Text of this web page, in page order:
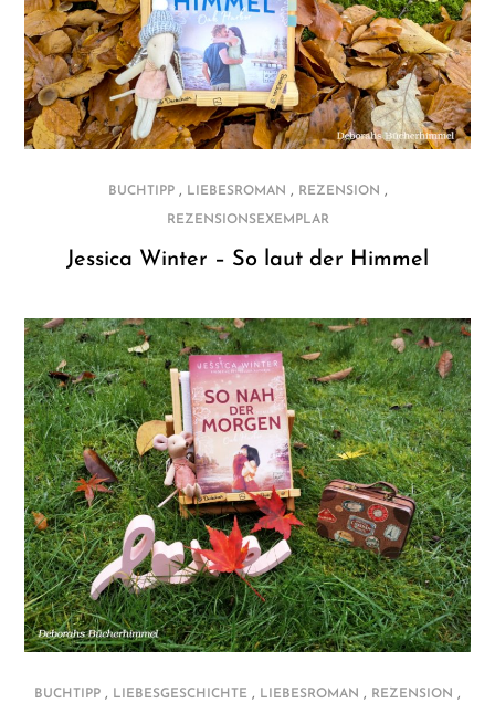
BUCHTIPP, LIEBESROMAN , REZENSION ,
REZENSIONSEXEMPLAR
Jessica Winter – So laut der Himmel
BUCHTIPP , LIEBESGESCHICHTE , LIEBESROMAN , REZENSION ,